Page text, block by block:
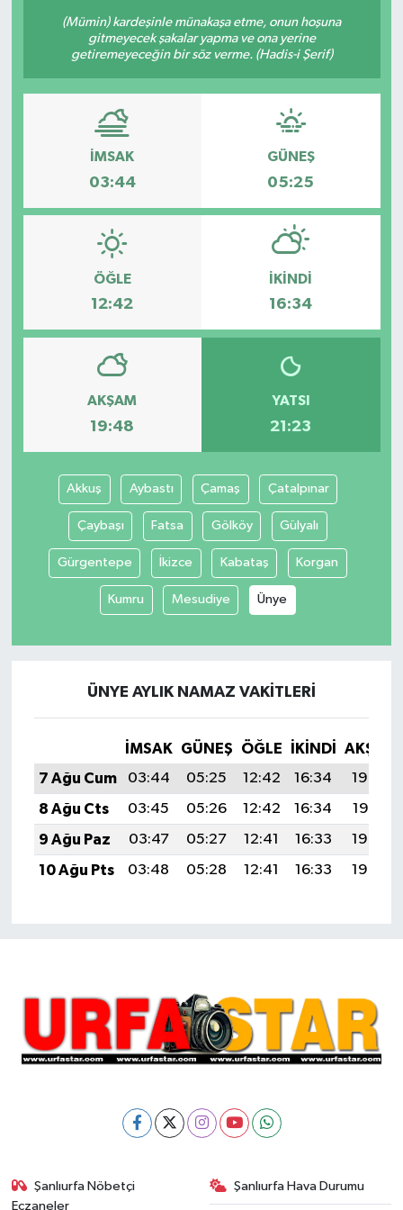
(Mümin) kardeşinle münakaşa etme, onun hoşuna
gitmeyecek şakalar yapma ve ona yerine
getiremeyeceğin bir söz verme. (Hadis-i Şerif)
İMSAK
03:44
GÜNEŞ
05:25
ÖĞLE
12:42
İKINDI
16:34
AKŞAM
19:48
YATSI
21:23
Akkuş Aybastı Çamaş Çatalpınar
Çaybaşı Fatsa Gölköy Gülyalı
Gürgentepe İkizce Kabataş Korgan
Kumru Mesudiye Ünye
ÜNYE AYLIK NAMAZ VAKITLERI
İMSAK GÜNEŞ ÖĞLE İKINDI
AKŞAM
7 Ağu Cum
03:44 05:25 12:42 16:34
19:48
8 Ağu Cts
03:45 05:26 12:42 16:34
19:47
9 Ağu Paz
03:47 05:27 12:41 16:33
19:46
10 Ağu Pts
03:48 05:28 12:41 16:33 19:45
Şanlıurfa Nöbetçi
Eczaneler
Şanlıurfa Hava Durumu